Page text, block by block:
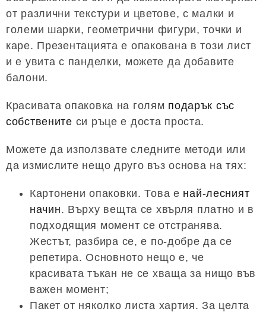
от различни текстури и цветове, с малки и
големи шарки, геометрични фигури, точки и
каре. Презентацията е опакована в този лист
и е увита с панделки, можете да добавите
балони.
Красивата опаковка на голям подарък със
собствените си ръце е доста проста.
Можете да използвате следните методи или
да измислите нещо друго въз основа на тях:
Картонени опаковки. Това е най-лесният
начин. Върху вещта се хвърля платно и в
подходящия момент се отстранява.
Жестът, разбира се, е по-добре да се
репетира. Основното нещо е, че
красивата тъкан не се хваща за нищо във
важен момент;
Пакет от няколко листа хартия. За целта